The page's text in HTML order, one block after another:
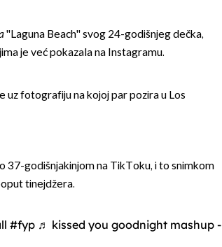
''Laguna Beach'' svog 24-godišnjeg dečka,
je već pokazala na Instagramu.
uz fotografiju na kojoj par pozira u Los
37-godišnjakinjom na TikToku, i to snimkom
tinejdžera.
#fyp ♬ kissed you goodnight mashup -